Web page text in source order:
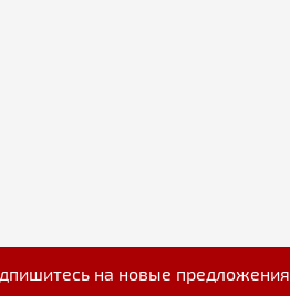
на новые предложения